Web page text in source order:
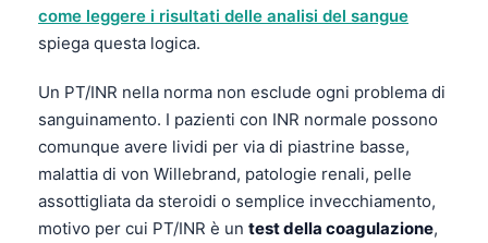
come leggere i risultati delle analisi del sangue
spiega questa logica.
Un PT/INR nella norma non esclude ogni problema di
sanguinamento. I pazienti con INR normale possono
comunque avere lividi per via di piastrine basse,
malattia di von Willebrand, patologie renali, pelle
assottigliata da steroidi o semplice invecchiamento,
motivo per cui PT/INR è un test della coagulazione,